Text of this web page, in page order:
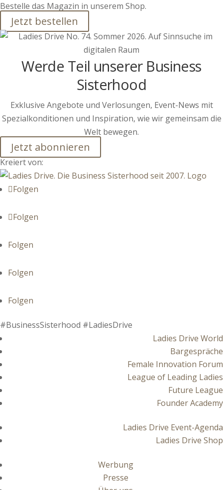
Bestelle das Magazin in unserem Shop.
Jetzt bestellen
Werde Teil unserer Business
Sisterhood
Exklusive Angebote und Verlosungen, Event-News mit
Spezialkonditionen und Inspiration, wie wir gemeinsam die
Welt bewegen.
Jetzt abonnieren
Kreiert von:
Folgen
Folgen
Folgen
Folgen
Folgen
#BusinessSisterhood #LadiesDrive
Ladies Drive World
Bargespräche
Female Innovation Forum
League of Leading Ladies
Future League
Founder Academy
Ladies Drive Event-Agenda
Ladies Drive Shop
Werbung
Presse